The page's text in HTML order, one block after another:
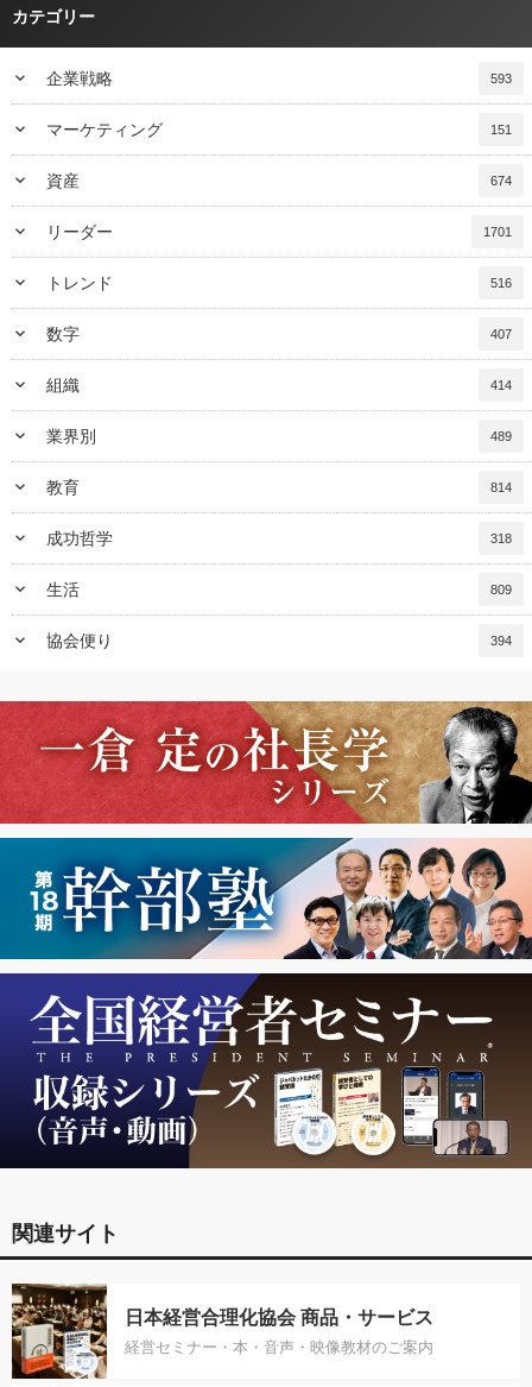
カテゴリー
keyboard_arrow_down 企業戦略 593
keyboard_arrow_down マーケティング 151
keyboard_arrow_down 資産 674
keyboard_arrow_down リーダー 1701
keyboard_arrow_down トレンド 516
keyboard_arrow_down 数字 407
keyboard_arrow_down 組織 414
keyboard_arrow_down 業界別 489
keyboard_arrow_down 教育 814
keyboard_arrow_down 成功哲学 318
keyboard_arrow_down 生活 809
keyboard_arrow_down 協会便り 394
関連サイト
日本経営合理化協会 商品・サービス
経営セミナー・本・音声・映像教材のご案内